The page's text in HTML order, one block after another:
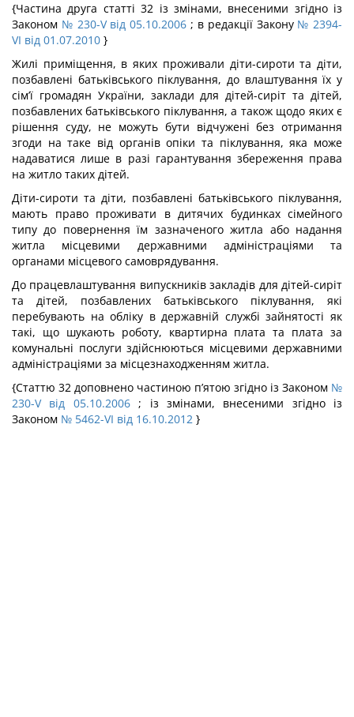
{Частина друга статті 32 із змінами, внесеними згідно із
Законом № 230-V від 05.10.2006 ; в редакції Закону № 2394-
VI від 01.07.2010 }
Жилі приміщення, в яких проживали діти-сироти та діти,
позбавлені батьківського піклування, до влаштування їх у
сім’ї громадян України, заклади для дітей-сиріт та дітей,
позбавлених батьківського піклування, а також щодо яких є
рішення суду, не можуть бути відчужені без отримання
згоди на таке від органів опіки та піклування, яка може
надаватися лише в разі гарантування збереження права
на житло таких дітей.
Діти-сироти та діти, позбавлені батьківського піклування,
мають право проживати в дитячих будинках сімейного
типу до повернення їм зазначеного житла або надання
житла місцевими державними адміністраціями та
органами місцевого самоврядування.
До працевлаштування випускників закладів для дітей-сиріт
та дітей, позбавлених батьківського піклування, які
перебувають на обліку в державній службі зайнятості як
такі, що шукають роботу, квартирна плата та плата за
комунальні послуги здійснюються місцевими державними
адміністраціями за місцезнаходженням житла.
{Статтю 32 доповнено частиною п’ятою згідно із Законом №
230-V від 05.10.2006; із змінами, внесеними згідно із
Законом № 5462-VI від 16.10.2012 }